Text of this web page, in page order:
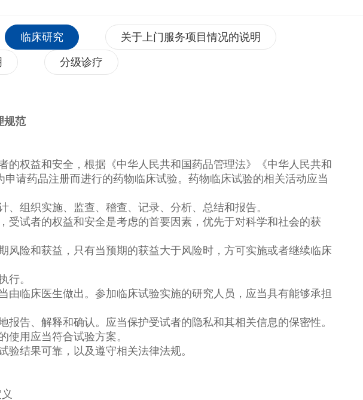
临床研究 关于上门服务项目情况的说明
分级诊疗
规范
权益和安全，根据《中华人民共和国药品管理法》《中华人民共和
请药品注册而进行的药物临床试验。药物临床试验的相关活动应当
组织实施、监查、稽查、记录、分析、总结和报告。
试者的权益和安全是考虑的首要因素，优先于对科学和社会的获
险和获益，只有当预期的获益大于风险时，方可实施或者继续临床
行。
临床医生做出。参加临床试验实施的研究人员，应当具有能够承担
告、解释和确认。应当保护受试者的隐私和其相关信息的保密性。
用应当符合试验方案。
结果可靠，以及遵守相关法律法规。